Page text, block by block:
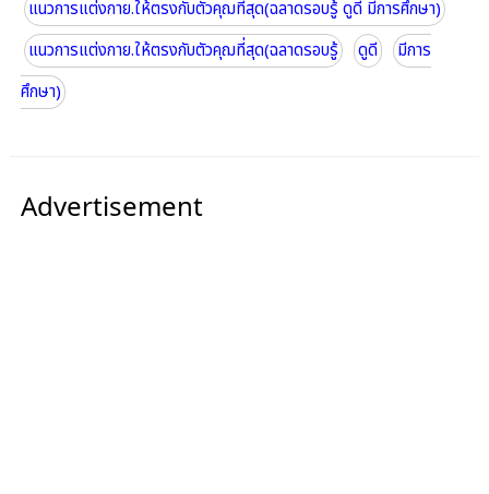
แนวการแต่งกาย.ให้ตรงกับตัวคุฌที่สุด(ฉลาดรอบรู้ ดูดี มีการศึกษา)
แนวการแต่งกาย.ให้ตรงกับตัวคุฌที่สุด(ฉลาดรอบรู้
ดูดี
มีการ
ศึกษา)
Advertisement